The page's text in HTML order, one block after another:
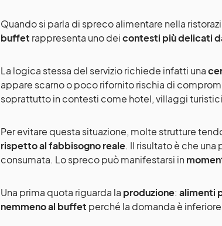
Quando si parla di spreco alimentare nella
buffet rappresenta uno deicontesti più delicati
La logica stessa del servizio richiede infatti una
appare scarno o poco rifornito rischia di
soprattutto in contesti come hotel, villaggi
Per evitare questa situazione, molte strutture
rispetto al fabbisogno reale. Il risultato è che
consumata. Lo spreco può manifestarsi in
Una prima quota riguarda la produzione: alimenti
nemmeno al buffet perché la domanda è